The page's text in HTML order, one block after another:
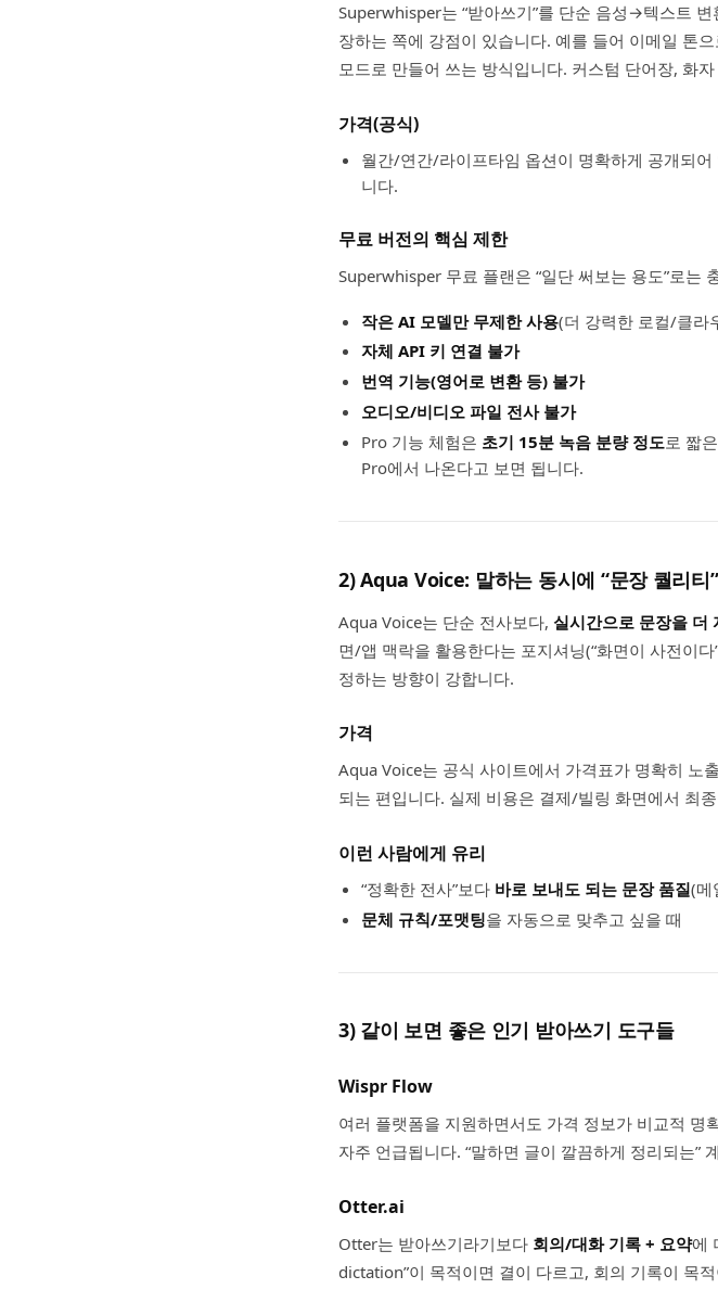
Superwhisper는 “받아쓰기”를 단순 음성→텍스트
장하는 쪽에 강점이 있습니다. 예를 들어 이메일 톤
모드로 만들어 쓰는 방식입니다. 커스텀 단어장, 화
가격(공식)
월간/연간/라이프타임 옵션이 명확하게 공개되
니다.
무료 버전의 핵심 제한
Superwhisper 무료 플랜은 “일단 써보는 용도”로는
작은 AI 모델만 무제한 사용(더 강력한 로컬/클라
자체 API 키 연결 불가
번역 기능(영어로 변환 등) 불가
오디오/비디오 파일 전사 불가
Pro 기능 체험은 초기 15분 녹음 분량 정도로 짧
Pro에서 나온다고 보면 됩니다.
2) Aqua Voice: 말하는 동시에 “문장 퀄리
Aqua Voice는 단순 전사보다, 실시간으로 문장을 더
면/앱 맥락을 활용한다는 포지셔닝(“화면이 사전이
정하는 방향이 강합니다.
가격
Aqua Voice는 공식 사이트에서 가격표가 명확히 노
되는 편입니다. 실제 비용은 결제/빌링 화면에서 최
이런 사람에게 유리
“정확한 전사”보다 바로 보내도 되는 문장 품질(메
문체 규칙/포맷팅을 자동으로 맞추고 싶을 때
3) 같이 보면 좋은 인기 받아쓰기 도구들
Wispr Flow
여러 플랫폼을 지원하면서도 가격 정보가 비교적 명
자주 언급됩니다. “말하면 글이 깔끔하게 정리되는”
Otter.ai
Otter는 받아쓰기라기보다 회의/대화 기록 + 요약에
dictation”이 목적이면 결이 다르고, 회의 기록이 목